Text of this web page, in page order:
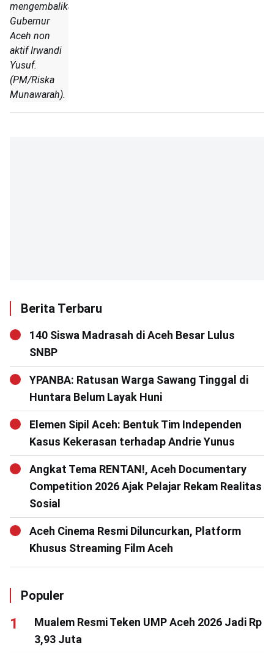
mengembalikan
Gubernur
Aceh non
aktif Irwandi
Yusuf.
(PM/Riska
Munawarah).
Berita Terbaru
140 Siswa Madrasah di Aceh Besar Lulus
SNBP
YPANBA: Ratusan Warga Sawang Tinggal di
Huntara Belum Layak Huni
Elemen Sipil Aceh: Bentuk Tim Independen
Kasus Kekerasan terhadap Andrie Yunus
Angkat Tema RENTAN!, Aceh Documentary
Competition 2026 Ajak Pelajar Rekam Realitas
Sosial
Aceh Cinema Resmi Diluncurkan, Platform
Khusus Streaming Film Aceh
Populer
Mualem Resmi Teken UMP Aceh 2026 Jadi Rp
3,93 Juta